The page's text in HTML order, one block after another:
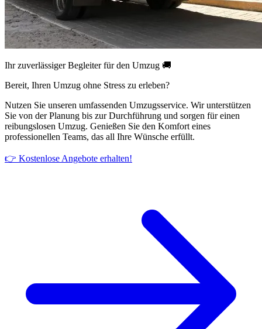
Ihr zuverlässiger Begleiter für den Umzug 🚚
Bereit, Ihren Umzug ohne Stress zu erleben?
Nutzen Sie unseren umfassenden Umzugsservice. Wir unterstützen
Sie von der Planung bis zur Durchführung und sorgen für einen
reibungslosen Umzug. Genießen Sie den Komfort eines
professionellen Teams, das all Ihre Wünsche erfüllt.
👉 Kostenlose Angebote erhalten!